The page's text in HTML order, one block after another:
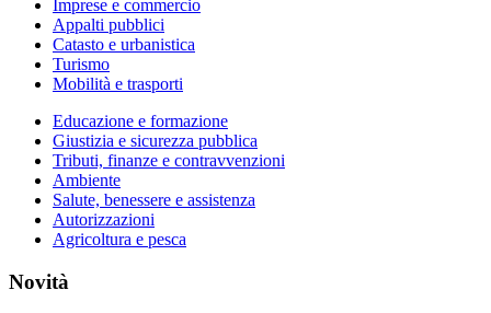
Imprese e commercio
Appalti pubblici
Catasto e urbanistica
Turismo
Mobilità e trasporti
Educazione e formazione
Giustizia e sicurezza pubblica
Tributi, finanze e contravvenzioni
Ambiente
Salute, benessere e assistenza
Autorizzazioni
Agricoltura e pesca
Novità